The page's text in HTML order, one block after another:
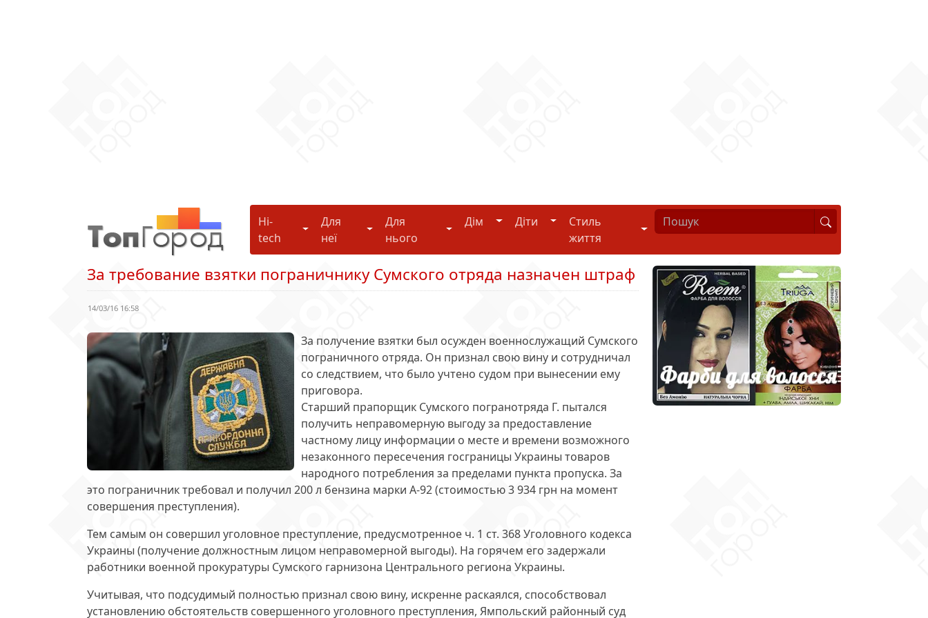
Hi-
tech
Hi-tech
Для
неї
Для неї
Для
нього
Для нього
Дім Дім Діти ДітиСтиль
життя
Стиль життя
За требование взятки пограничнику Сумского отряда назначен штраф
14/03/16 16:58
За получение взятки был осужден военнослужащий Сумского
пограничного отряда. Он признал свою вину и сотрудничал
со следствием, что было учтено судом при вынесении ему
приговора.
Старший прапорщик Сумского погранотряда Г. пытался
получить неправомерную выгоду за предоставление
частному лицу информации о месте и времени возможного
незаконного пересечения госграницы Украины товаров
народного потребления за пределами пункта пропуска. За
это пограничник требовал и получил 200 л бензина марки А-92 (стоимостью 3 934 грн на момент
совершения преступления).
Тем самым он совершил уголовное преступление, предусмотренное ч. 1 ст. 368Уголовного кодекса
Украины (получение должностным лицом неправомерной выгоды). На горячем его задержали
работники военной прокуратуры Сумского гарнизона Центрального региона Украины.
Учитывая, что подсудимый полностью признал свою вину, искренне раскаялся, способствовал
установлению обстоятельств совершенного уголовного преступления, Ямпольский районный суд